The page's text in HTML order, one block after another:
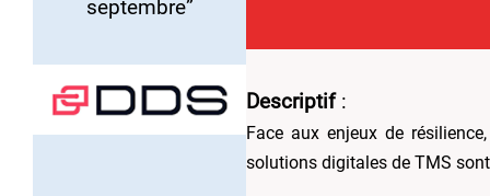
septembre”
Descriptif :
Face aux enjeux de
solutions digitales de TMS